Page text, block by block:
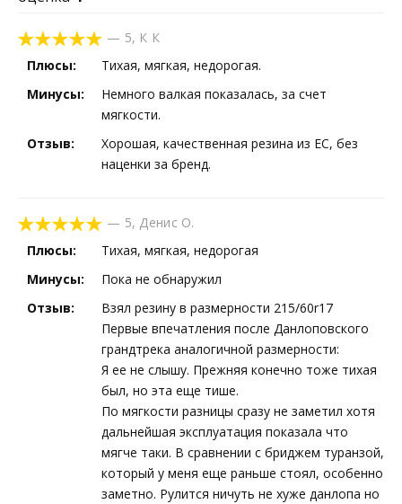
— 5, К К
Плюсы:
Тихая, мягкая, недорогая.
Минусы:
Немного валкая показалась, за счет
мягкости.
Отзыв:
Хорошая, качественная резина из ЕС, без
наценки за бренд.
— 5, Денис О.
Плюсы:
Тихая, мягкая, недорогая
Минусы:
Пока не обнаружил
Отзыв:
Взял резину в размерности 215/60r17
Первые впечатления после Данлоповского
грандтрека аналогичной размерности:
Я ее не слышу. Прежняя конечно тоже тихая
был, но эта еще тише.
По мягкости разницы сразу не заметил хотя
дальнейшая эксплуатация показала что
мягче таки. В сравнении с бриджем туранзой,
который у меня еще раньше стоял, особенно
заметно. Рулится ничуть не хуже данлопа но